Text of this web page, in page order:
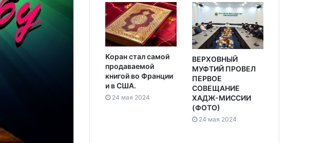
Коран стал самой
продаваемой
книгой во Франции
и в США.
24 мая 2024
ВЕРХОВНЫЙ
МУФТИЙ ПРОВЕЛ
ПЕРВОЕ
СОВЕЩАНИЕ
ХАДЖ-МИССИИ
(ФОТО)
24 мая 2024